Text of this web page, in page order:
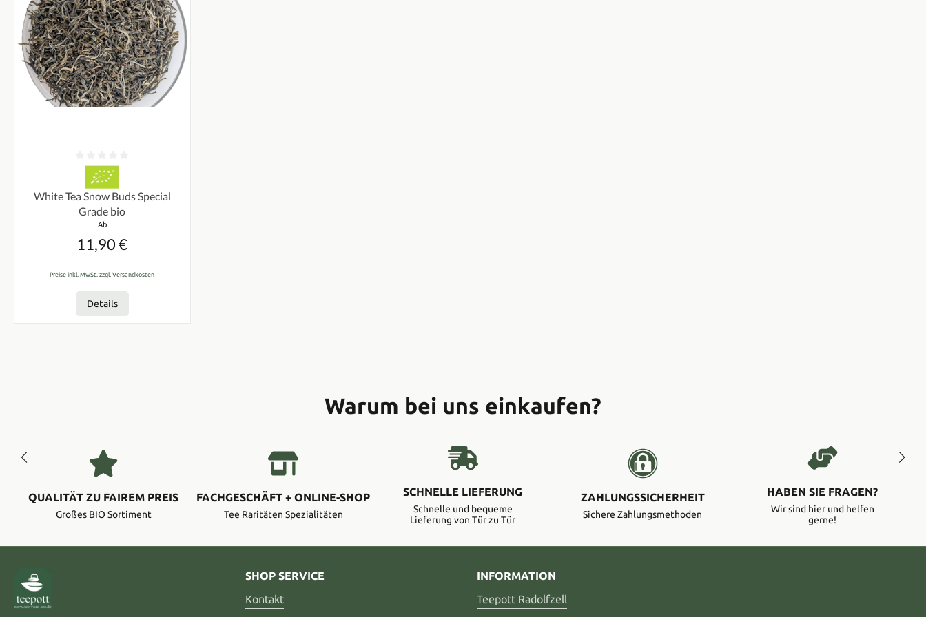
Durchschnittliche Bewertung von 0 von 5 Sternen
White Tea Snow Buds Special
Grade bio
Regulärer Preis:
Ab
11,90 €
Preise inkl. MwSt. zzgl. Versandkosten
Details
Warum bei uns einkaufen?
QUALITÄT ZU FAIREM PREIS
Großes BIO Sortiment
FACHGESCHÄFT + ONLINE-SHOP
Tee Raritäten Spezialitäten
SCHNELLE LIEFERUNG
Schnelle und bequeme
Lieferung von Tür zu Tür
ZAHLUNGSSICHERHEIT
Sichere Zahlungsmethoden
HABEN SIE FRAGEN?
Wir sind hier und helfen
gerne!
SHOP SERVICE
Kontakt
INFORMATION
Teepott Radolfzell